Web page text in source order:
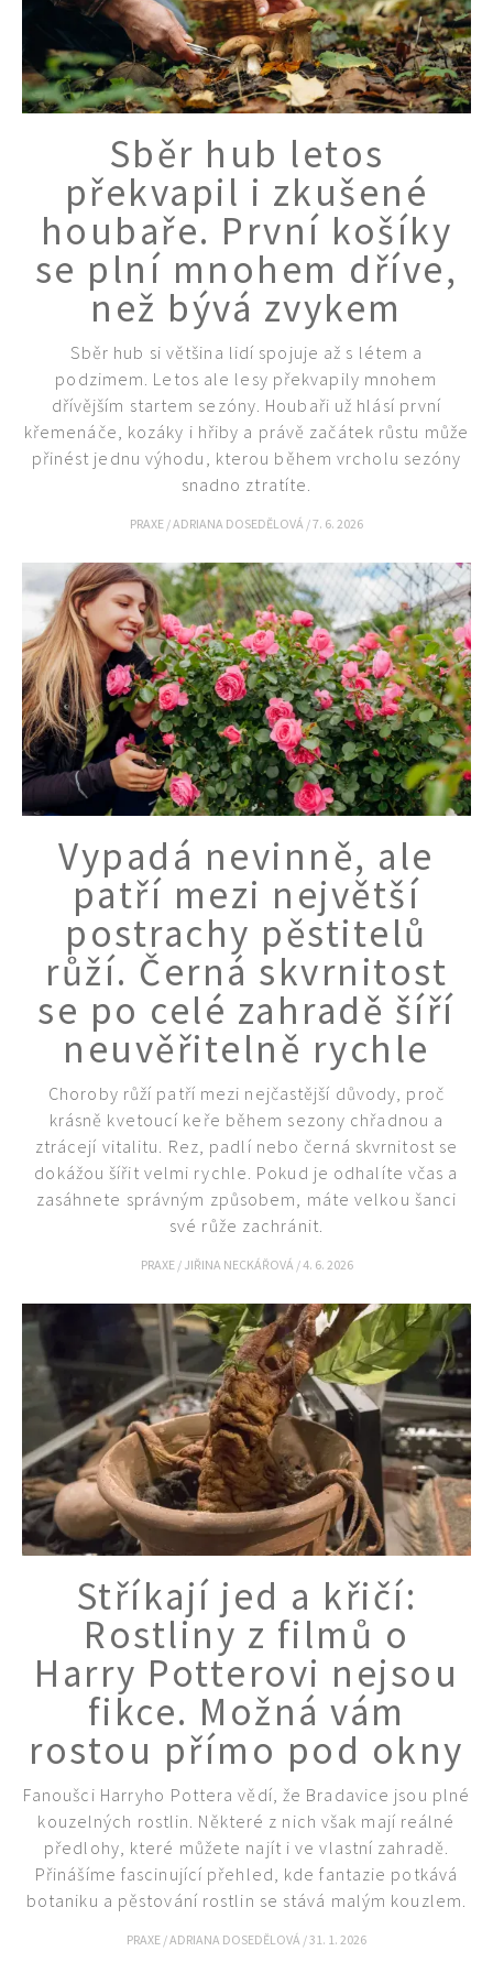
Sběr hub letos
překvapil i zkušené
houbaře. První košíky
se plní mnohem dříve,
než bývá zvykem
Sběr hub si většina lidí spojuje až s létem a
podzimem. Letos ale lesy překvapily mnohem
dřívějším startem sezóny. Houbaři už hlásí první
křemenáče, kozáky i hřiby a právě začátek růstu může
přinést jednu výhodu, kterou během vrcholu sezóny
snadno ztratíte.
PRAXE /ADRIANA DOSEDĚLOVÁ /7. 6. 2026
Vypadá nevinně, ale
patří mezi největší
postrachy pěstitelů
růží. Černá skvrnitost
se po celé zahradě šíří
neuvěřitelně rychle
Choroby růží patří mezi nejčastější důvody, proč
krásně kvetoucí keře během sezony chřadnou a
ztrácejí vitalitu. Rez, padlí nebo černá skvrnitost se
dokážou šířit velmi rychle. Pokud je odhalíte včas a
zasáhnete správným způsobem, máte velkou šanci
své růže zachránit.
PRAXE / JIŘINA NECKÁŘOVÁ /4. 6. 2026
Stříkají jed a křičí:
Rostliny z filmů o
Harry Potterovi nejsou
fikce. Možná vám
rostou přímo pod okny
Fanoušci Harryho Pottera vědí, že Bradavice jsou plné
kouzelných rostlin. Některé z nich však mají reálné
předlohy, které můžete najít i ve vlastní zahradě.
Přinášíme fascinující přehled, kde fantazie potkává
botaniku a pěstování rostlin se stává malým kouzlem.
PRAXE /ADRIANA DOSEDĚLOVÁ /31. 1. 2026